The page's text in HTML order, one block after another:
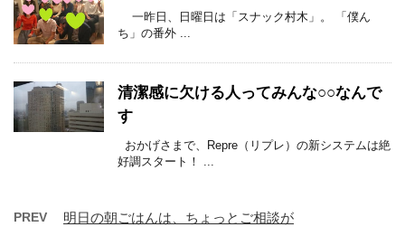
一昨日、日曜日は「スナック村木」。 「僕ん
ち」の番外 ...
清潔感に欠ける人ってみんな○○なんで
す
おかげさまで、Repre（リプレ）の新システムは絶
好調スタート！ ...
PREV 明日の朝ごはんは、ちょっとご相談が